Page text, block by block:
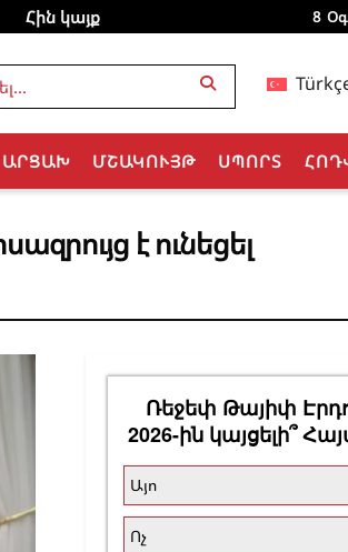
Հին կայք 8
ԱՐՑԱԽ ՄՇԱԿՈՒՅԹ ՍՊՈՐՏ
է ունեցել
Ռեջեփ Թայիփ
2026-ին կայցելի՞
Այո
Ոչ